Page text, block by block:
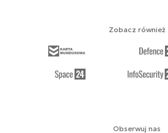
Obserwuj nas
Zobacz również